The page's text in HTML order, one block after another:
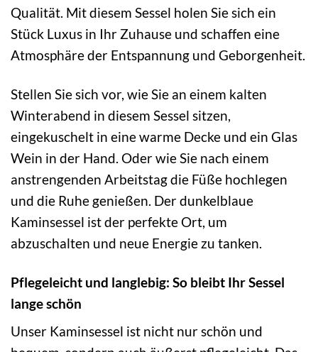
Qualität. Mit diesem Sessel holen Sie sich ein
Stück Luxus in Ihr Zuhause und schaffen eine
Atmosphäre der Entspannung und Geborgenheit.
Stellen Sie sich vor, wie Sie an einem kalten
Winterabend in diesem Sessel sitzen,
eingekuschelt in eine warme Decke und ein Glas
Wein in der Hand. Oder wie Sie nach einem
anstrengenden Arbeitstag die Füße hochlegen
und die Ruhe genießen. Der dunkelblaue
Kaminsessel ist der perfekte Ort, um
abzuschalten und neue Energie zu tanken.
Pflegeleicht und langlebig: So bleibt Ihr Sessel
lange schön
Unser Kaminsessel ist nicht nur schön und